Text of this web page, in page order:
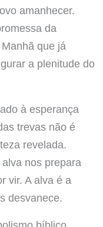
amanhecer.
da
que já
a plenitude do
à esperança
trevas não é
revelada.
nos prepara
vir. A alva é a
desvanece.